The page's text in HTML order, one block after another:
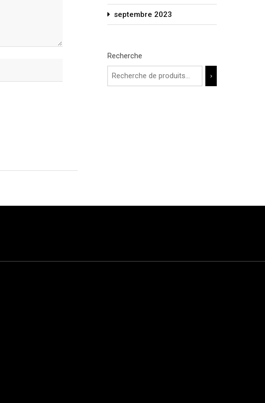
septembre 2023
Recherche